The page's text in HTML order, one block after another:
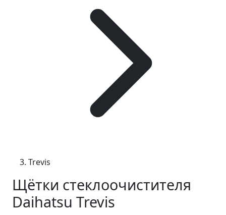
Trevis
Щётки стеклоочистителя
Daihatsu Trevis